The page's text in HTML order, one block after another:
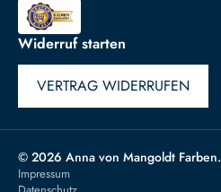
Widerruf starten
VERTRAG WIDERRUFEN
© 2026 Anna von Mangoldt Farben.
Impressum